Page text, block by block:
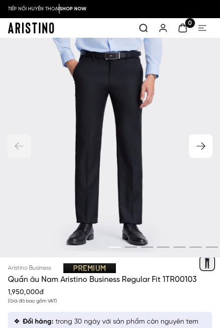
TIẾP NỐI HUYỀN THOẠISHOP NOW
0
Aristino Business
Quần âu Nam Aristino Business Regular Fit 1TR00103
1,950,000đ
(Giá đã bao gồm VAT)
Đổi hàng: trong 30 ngày với sản phẩm còn nguyên tem